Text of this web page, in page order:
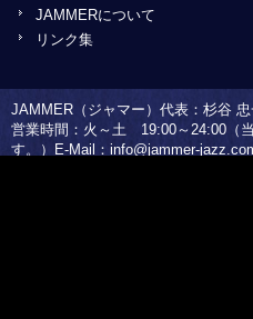
JAMMERについて
リンク集
JAMMER（ジャマー）代表：杉谷
営業時間：火～土 19:00～24:00（
す。）E-Mail： info@jammer-